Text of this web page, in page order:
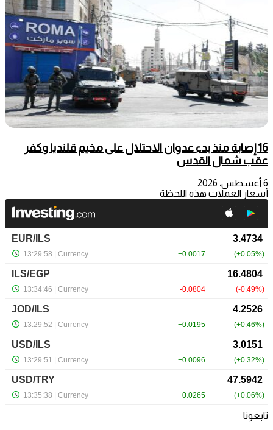
16 إصابة منذ بدء عدوان الاحتلال على مخيم قلنديا وكفر
عقب شمال القدس
6 أغسطس، 2026
أسعار العملات هذه اللحظة
تابعونا